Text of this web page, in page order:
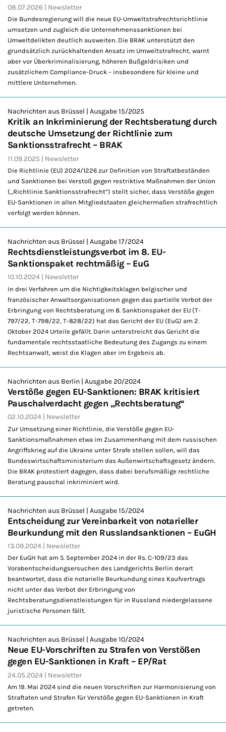
08.07.2026 Newsletter
Die Bundesregierung will die neue EU-Umweltstrafrechtsrichtlinie
umsetzen und zugleich die Unternehmenssanktionen bei
Umweltdelikten deutlich ausweiten. Die BRAK unterstützt den
grundsätzlich zurückhaltenden Ansatz im Umweltstrafrecht, warnt
aber vor Überkriminalisierung, höheren Bußgeldrisiken und
zusätzlichem Compliance-Druck – insbesondere für kleine und
mittlere Unternehmen.
Nachrichten aus Brüssel | Ausgabe 15/2025
Kritik an Inkriminierung der Rechtsberatung durch
deutsche Umsetzung der Richtlinie zum
Sanktionsstrafrecht – BRAK
11.09.2025 Newsletter
Die Richtlinie (EU) 2024/1226 zur Definition von Straftatbeständen
und Sanktionen bei Verstoß gegen restriktive Maßnahmen der Union
(„Richtlinie Sanktionsstrafrecht“) stellt sicher, dass Verstöße gegen
EU-Sanktionen in allen Mitgliedstaaten gleichermaßen strafrechtlich
verfolgt werden können.
Nachrichten aus Brüssel | Ausgabe 17/2024
Rechtsdienstleistungsverbot im 8. EU-
Sanktionspaket rechtmäßig – EuG
10.10.2024 Newsletter
In drei Verfahren um die Nichtigkeitsklagen belgischer und
französischer Anwaltsorganisationen gegen das partielle Verbot der
Erbringung von Rechtsberatung im 8. Sanktionspaket der EU (T-
797/22, T-798/22, T-828/22) hat das Gericht der EU (EuG) am 2.
Oktober 2024 Urteile gefällt. Darin unterstreicht das Gericht die
fundamentale rechtsstaatliche Bedeutung des Zugangs zu einem
Rechtsanwalt, weist die Klagen aber im Ergebnis ab.
Nachrichten aus Berlin | Ausgabe 20/2024
Verstöße gegen EU-Sanktionen: BRAK kritisiert
Pauschalverdacht gegen „Rechtsberatung“
02.10.2024 Newsletter
Zur Umsetzung einer Richtlinie, die Verstöße gegen EU-
Sanktionsmaßnahmen etwa im Zusammenhang mit dem russischen
Angriffskrieg auf die Ukraine unter Strafe stellen sollen, will das
Bundeswirtschaftsministerium das Außenwirtschaftsgesetz ändern.
Die BRAK protestiert dagegen, dass dabei berufsmäßige rechtliche
Beratung pauschal inkriminiert wird.
Nachrichten aus Brüssel | Ausgabe 15/2024
Entscheidung zur Vereinbarkeit von notarieller
Beurkundung mit den Russlandsanktionen – EuGH
13.09.2024 Newsletter
Der EuGH hat am 5. September 2024 in der Rs. C-109/23 das
Vorabentscheidungsersuchen des Landgerichts Berlin derart
beantwortet, dass die notarielle Beurkundung eines Kaufvertrags
nicht unter das Verbot der Erbringung von
Rechtsberatungsdienstleistungen für in Russland niedergelassene
juristische Personen fällt.
Nachrichten aus Brüssel | Ausgabe 10/2024
Neue EU-Vorschriften zu Strafen von Verstößen
gegen EU-Sanktionen in Kraft – EP/Rat
24.05.2024 Newsletter
Am 19. Mai 2024 sind die neuen Vorschriften zur Harmonisierung von
Straftaten und Strafen für Verstöße gegen EU-Sanktionen in Kraft
getreten.